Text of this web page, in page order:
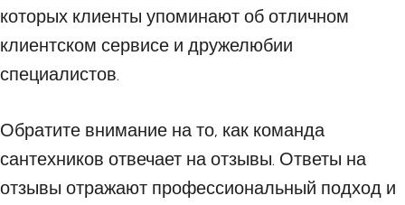
которых клиенты упоминают об отличном
клиентском сервисе и дружелюбии
специалистов.
Обратите внимание на то, как команда
сантехников отвечает на отзывы. Ответы на
отзывы отражают профессиональный подход и